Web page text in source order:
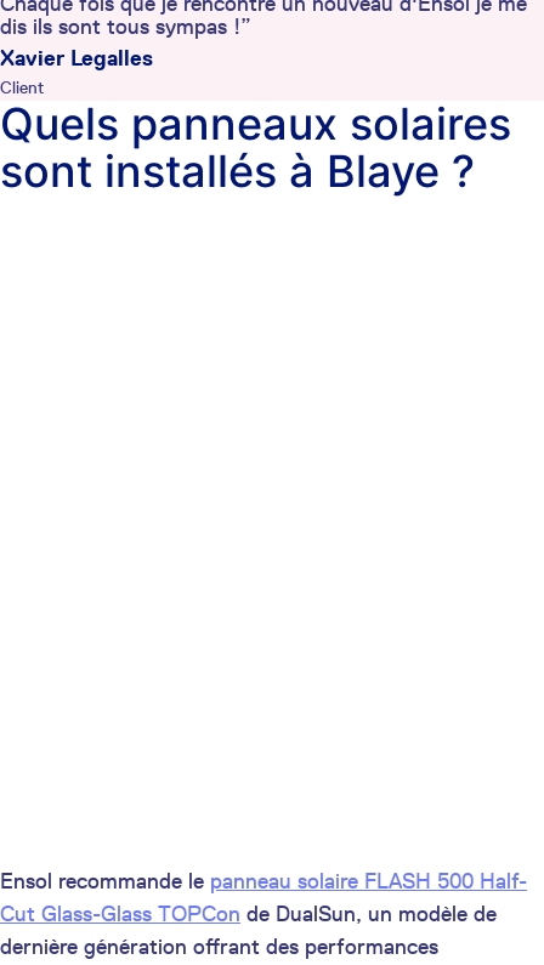
dis ils sont tous sympas !”
Xavier Legalles
Client
Quels panneaux solaires
sont installés à Blaye ?
Ensol recommande le panneau solaire FLASH 500 Half-
Cut Glass-Glass TOPCon de DualSun, un modèle de
dernière génération offrant des performances